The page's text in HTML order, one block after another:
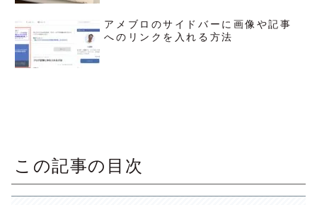
アメブロのサイドバーに画像や記事
へのリンクを入れる方法
この記事の目次